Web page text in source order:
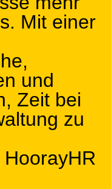
Mit einer
und
Zeit bei
zu